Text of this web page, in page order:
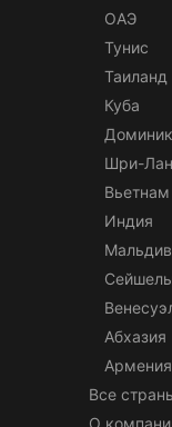
ОАЭ
Тунис
Таиланд
Куба
Шри-
Вьетнам
Индия
Абхазия
Армения
Все
О